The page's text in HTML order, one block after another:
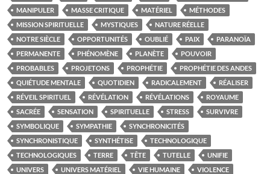
MANIPULER
MASSE CRITIQUE MATÉRIEL
MÉTHODES
MISSION SPIRITUELLE
MYSTIQUES
NATURE RÉELLE
NOTRE SIÈCLE
OPPORTUNITÉS OUBLIÉ PAIX
PARANOÏA
PERMANENTE
PHÉNOMÈNE PLANÈTE
POUVOIR
PROBABLES
PROJETONS PROPHÉTIE
PROPHÉTIE DES ANDES
QUIÉTUDE MENTALE
QUOTIDIEN RADICALEMENT
RÉALISER
RÉVEIL SPIRITUEL
RÉVÉLATION RÉVÉLATIONS
ROYAUME
SACRÉE
SENSATION SPIRITUELLE STRESS
SURVIVRE
SYMBOLIQUE
SYMPATHIE
SYNCHRONICITÉS
SYNCHRONISTIQUE
SYNTHÉTISE
TECHNOLOGIQUE
TECHNOLOGIQUES
TERRE TÊTE TUTELLE
UNIFIE
UNIVERS
UNIVERS MATÉRIEL VIE HUMAINE
VIOLENCE